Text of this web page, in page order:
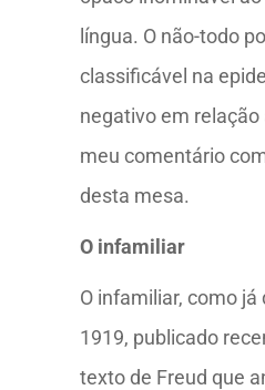
língua. O não-todo
classificável na
negativo em
meu comentário
desta mesa.
O infamiliar
O infamiliar, como
1919, publicado
texto de Freud que